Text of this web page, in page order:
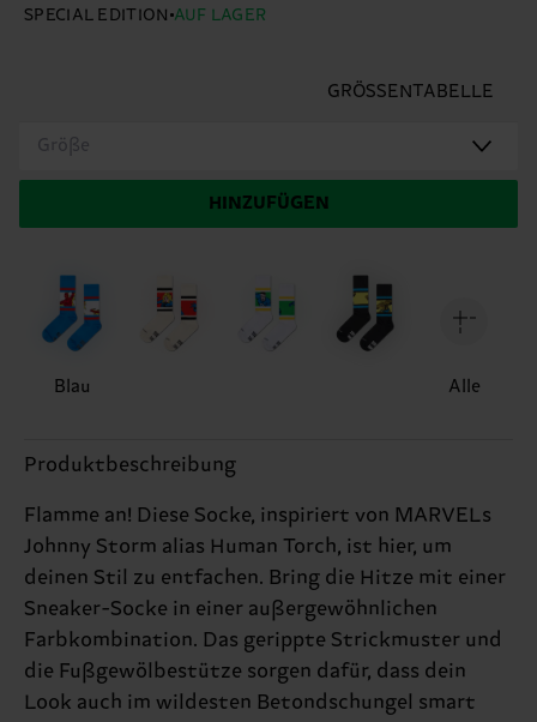
SPECIAL EDITION AUF LAGER
GRÖSSENTABELLE
Größe
HINZUFÜGEN
Blau Alle
Produktbeschreibung
Flamme an! Diese Socke, inspiriert von MARVELs
Johnny Storm alias Human Torch, ist hier, um
deinen Stil zu entfachen. Bring die Hitze mit einer
Sneaker-Socke in einer außergewöhnlichen
Farbkombination. Das gerippte Strickmuster und
die Fußgewölbestütze sorgen dafür, dass dein
Look auch im wildesten Betondschungel smart